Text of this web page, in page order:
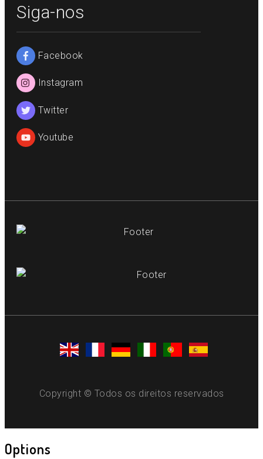
Siga-nos
Facebook
Instagram
Twitter
Youtube
Copyright © Todos os direitos reservados
Options